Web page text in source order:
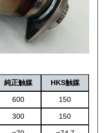
純正触媒 HKS触媒
600 150
300 150